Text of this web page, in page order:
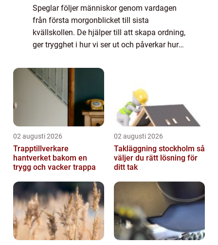
Speglar följer människor genom vardagen
från första morgonblicket till sista
kvällskollen. De hjälper till att skapa ordning,
ger trygghet i hur vi ser ut och påverkar hur
butiker spelar de en större rol...
02 augusti 2026
Trapptillverkare
hantverket bakom en
trygg och vacker trappa
02 augusti 2026
Takläggning stockholm så
väljer du rätt lösning för
ditt tak